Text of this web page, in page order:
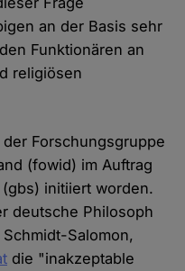
an der Basis sehr
Funktionären an
religiösen
Forschungsgruppe
(fowid) im Auftrag
initiiert worden.
deutsche Philosoph
Salomon,
die "inakzeptable